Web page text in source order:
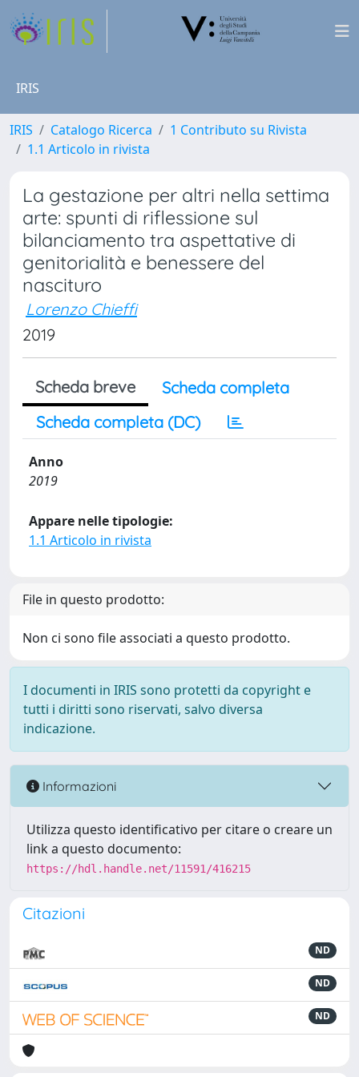
IRIS
IRIS Catalogo Ricerca
1 Contributo su Rivista
1.1 Articolo in rivista
La gestazione per altri nella settima
arte: spunti di riflessione sul
bilanciamento tra aspettative di
genitorialità e benessere del
nascituro
Lorenzo Chieffi
2019
Scheda breve
Scheda completa
Scheda completa (DC)
Anno
2019
Appare nelle tipologie:
1.1 Articolo in rivista
File in questo prodotto:
Non ci sono file associati a questo prodotto.
I documenti in IRIS sono protetti da copyright e
tutti i diritti sono riservati, salvo diversa
indicazione.
Informazioni
Utilizza questo identificativo per citare o creare un
link a questo documento:
https://hdl.handle.net/11591/416215
Citazioni
ND
ND
ND